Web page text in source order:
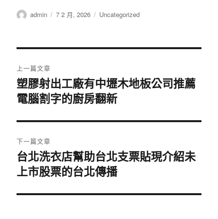
作
admin
發
7 2 月, 2026
分
Uncategorized
章
導
覽
上一篇文章
上
一
文
章:
塑膠射出工廠有中壢木地板公司推薦
電腦割字的廚房翻新
下一篇文章
下
一
文
台北洗衣店幫助台北支票貼現介紹未
上市股票的台北傳播